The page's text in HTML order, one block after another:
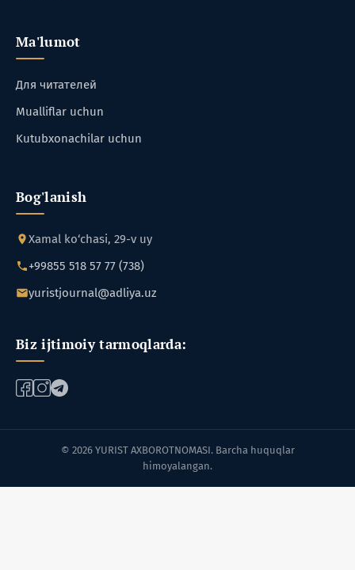
Ma'lumot
Для читателей
Mualliflar uchun
Kutubxonachilar uchun
Bog'lanish
Xamal ko‘chasi, 29-v uy
+99855 518 57 77 (738)
yuristjournal@adliya.uz
Biz ijtimoiy tarmoqlarda:
© 2026 YURIST AXBOROTNOMASI. Barcha huquqlar
himoyalangan.